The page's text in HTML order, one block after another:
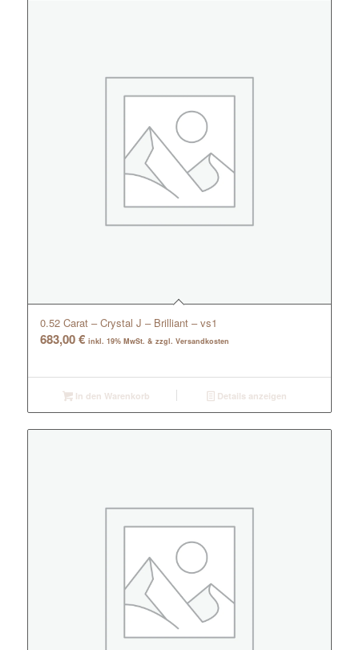
0.52 Carat – Crystal J – Brilliant – vs1
683,00€ inkl. 19% MwSt. & zzgl. Versandkosten
In den Warenkorb Details anzeigen